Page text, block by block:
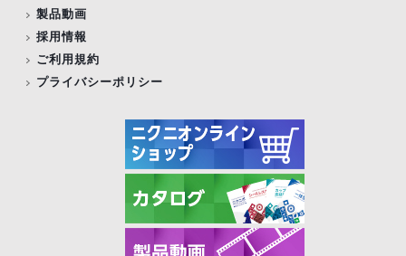
製品動画
採用情報
ご利用規約
プライバシーポリシー